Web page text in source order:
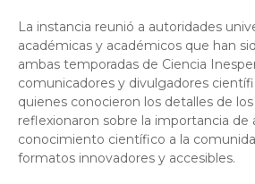
La instancia reunió a autoridades
académicas y académicos que han
ambas temporadas de Ciencia
comunicadores y divulgadores
quienes conocieron los detalles de
reflexionaron sobre la importancia de
conocimiento científico a la
formatos innovadores y accesibles.